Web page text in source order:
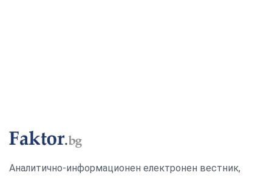
Аналитично-информационен електронен вестник,